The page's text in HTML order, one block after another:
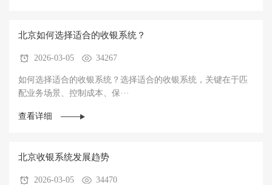
北京如何选择适合的收银系统？
2026-03-05 34267
如何选择适合的收银系统？选择适合的收银系统，关键在于‌匹
配业务场景、控制成本、保···
查看详细
北京收银系统发展趋势
2026-03-05 34470